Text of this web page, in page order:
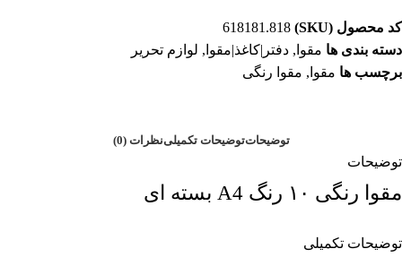
کد محصول (SKU)
618181.818
دسته بندی ها مقوا , دفتر|کاغذ|مقوا , لوازم تحریر
برچسب ها مقوا , مقوا رنگی
توضیحاتتوضیحات تکمیلینظرات (0)
توضیحات
مقوا رنگی ۱۰ رنگ A4 بسته ای
توضیحات تکمیلی